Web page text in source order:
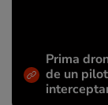
Prima
de un